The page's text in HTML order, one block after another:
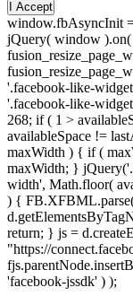
I Accept
window.fbAsyncInit
jQuery( window
'.facebook-like-
'.facebook-like-
268; if ( 1 >
availableSpace !=
maxWidth ) { if (
maxWidth; }
width', Math.floor(
) {
return; } js =
"https://
'facebook-jssdk' ) );